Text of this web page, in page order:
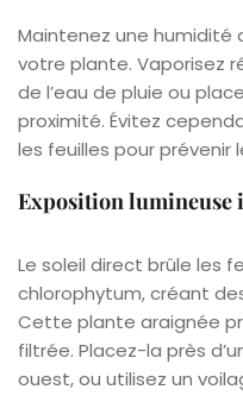
Maintenez une humidité
votre plante. Vaporisez
de l’eau de pluie ou
proximité. Évitez
les feuilles pour
Exposition lumineuse
Le soleil direct brûle les
chlorophytum, créant
Cette plante araignée
filtrée. Placez-la près
ouest, ou utilisez un